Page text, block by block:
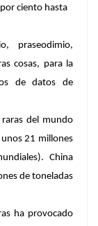
ciento hasta
praseodimio,
cosas, para la
de datos de
raras del mundo
21 millones
China
de toneladas
ha provocado